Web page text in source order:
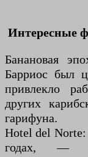
Интересные
Банановая
Барриос был
привлекло
других
гарифуна.
Hotel del Norte:
годах, —